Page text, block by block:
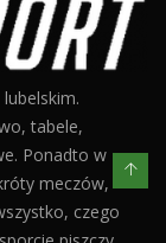
tabele,
Ponadto w
meczów,
czego